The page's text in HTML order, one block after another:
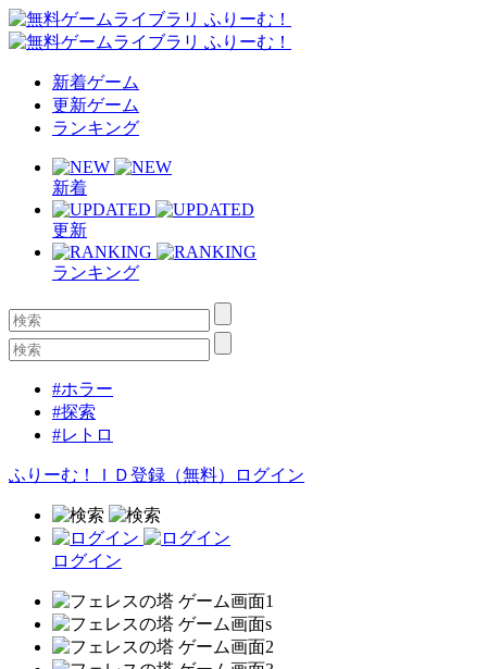
新着ゲーム
更新ゲーム
ランキング
新着
更新
ランキング
#ホラー
#探索
#レトロ
ふりーむ！ＩＤ登録（無料） ログイン
ログイン